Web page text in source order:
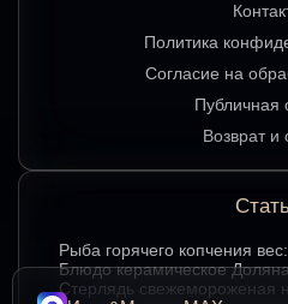
Политика
Согласие на
Публичная
Возврат и
Рыба горячего копчения вес:
любимым среди ценителей
Блюдо керамическое
изюминка праздничного
Стерлядь свежемороженая